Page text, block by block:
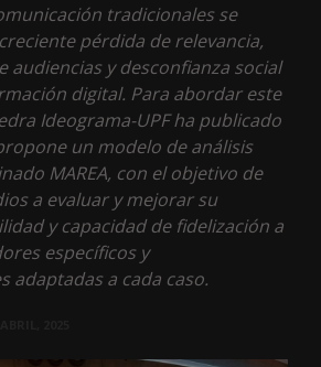
tradicionales se
pérdida de relevancia,
audiencias y desconfianza social
digital. Para abordar este
Ideograma-UPF ha publicado
un modelo de análisis
MAREA, con el objetivo de
a evaluar y mejorar su
y capacidad de fidelización a
específicos y
adaptadas a cada caso.